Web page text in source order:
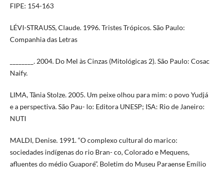
FIPE: 154-163
LÉVI-STRAUSS, Claude. 1996. Tristes Trópicos. São Paulo:
Companhia das Letras
________. 2004. Do Mel às Cinzas (Mitológicas 2). São Paulo: Cosac
Naify.
LIMA, Tânia Stolze. 2005. Um peixe olhou para mim: o povo Yudjá
e a perspectiva. São Pau- lo: Editora UNESP; ISA: Rio de Janeiro:
NUTI
MALDI, Denise. 1991. “O complexo cultural do marico:
sociedades indígenas do rio Bran- co, Colorado e Mequens,
afluentes do médio Guaporé”. Boletim do Museu Paraense Emílio